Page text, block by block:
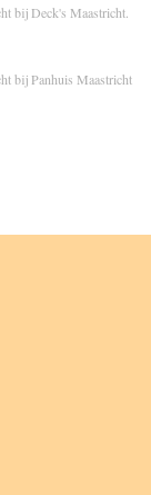
bij Deck's Maastricht.
bij Panhuis Maastricht